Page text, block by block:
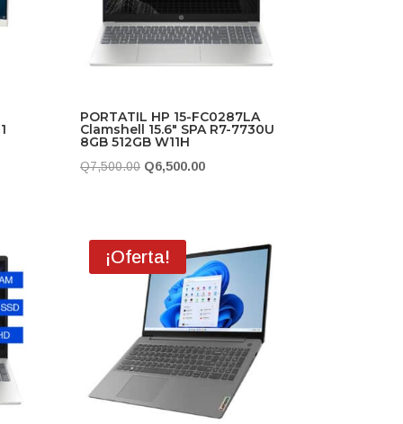
PORTATIL HP 15-FC0287LA
Clamshell 15.6″ SPA R7-7730U
8GB 512GB W11H
Q7,500.00 El
Q7,500.00.
Q6,500.00El
Q6,500.00.
¡Oferta!